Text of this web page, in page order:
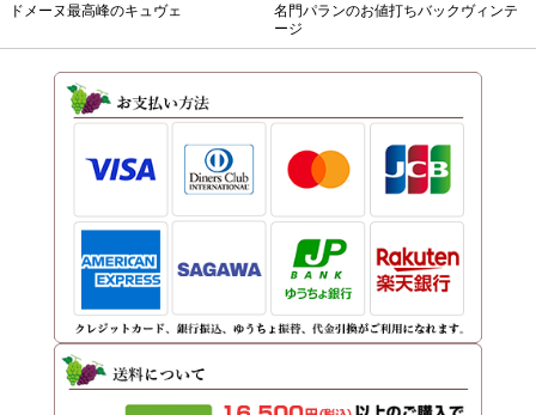
ドメーヌ最高峰のキュヴェ
名門パランのお値打ちバックヴィンテ
ージ